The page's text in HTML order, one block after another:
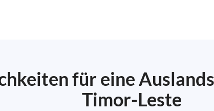
für eine
Timor-Leste